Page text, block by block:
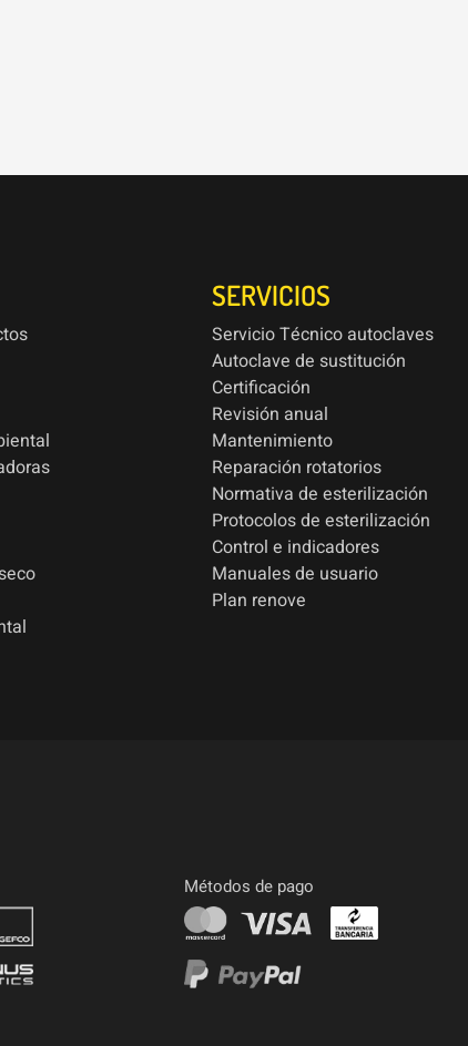
SERVICIOS
Servicio Técnico autoclaves
Autoclave de sustitución
Certificación
Revisión anual
Mantenimiento
Reparación rotatorios
Normativa de esterilización
Protocolos de esterilización
Control e indicadores
Manuales de usuario
Plan renove
Métodos de pago